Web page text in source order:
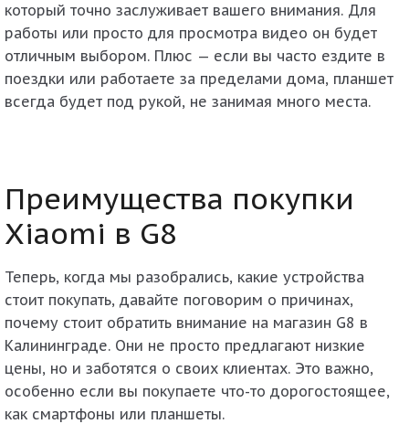
который точно заслуживает вашего внимания. Для
работы или просто для просмотра видео он будет
отличным выбором. Плюс — если вы часто ездите в
поездки или работаете за пределами дома, планшет
всегда будет под рукой, не занимая много места.
Преимущества покупки
Xiaomi в G8
Теперь, когда мы разобрались, какие устройства
стоит покупать, давайте поговорим о причинах,
почему стоит обратить внимание на магазин G8 в
Калининграде. Они не просто предлагают низкие
цены, но и заботятся о своих клиентах. Это важно,
особенно если вы покупаете что-то дорогостоящее,
как смартфоны или планшеты.